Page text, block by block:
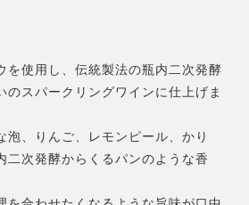
を使用し、伝統製法の瓶内二次発酵
のスパークリングワインに仕上げま
泡、りんご、レモンピール、かり
二次発酵からくるパンのような香